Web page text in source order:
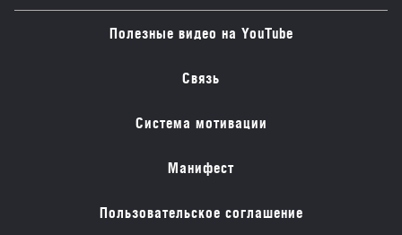
Полезные видео на YouTube
Связь
Система мотивации
Манифест
Пользовательское соглашение